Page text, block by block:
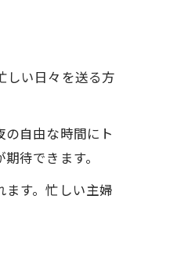
しい日々を送る方
自由な時間にト
待できます。
す。忙しい主婦